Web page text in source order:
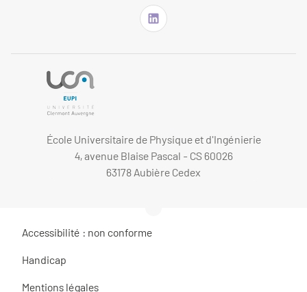
École Universitaire de Physique et d'Ingénierie
4, avenue Blaise Pascal - CS 60026
63178 Aubière Cedex
Accessibilité : non conforme
Handicap
Mentions légales